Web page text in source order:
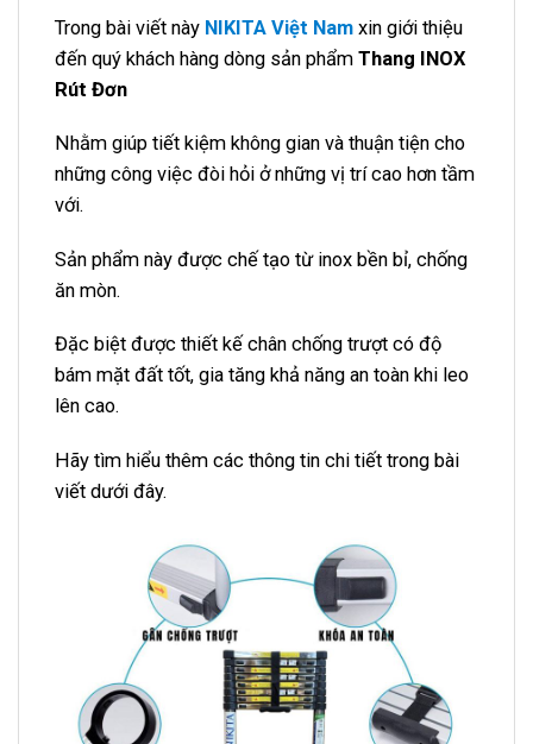
Trong bài viết này NIKITA Việt Nam xin giới thiệu
đến quý khách hàng dòng sản phẩm Thang INOX
Rút Đơn
Nhằm giúp tiết kiệm không gian và thuận tiện cho
những công việc đòi hỏi ở những vị trí cao hơn tầm
với.
Sản phẩm này được chế tạo từ inox bền bỉ, chống
ăn mòn.
Đặc biệt được thiết kế chân chống trượt có độ
bám mặt đất tốt, gia tăng khả năng an toàn khi leo
lên cao.
Hãy tìm hiểu thêm các thông tin chi tiết trong bài
viết dưới đây.